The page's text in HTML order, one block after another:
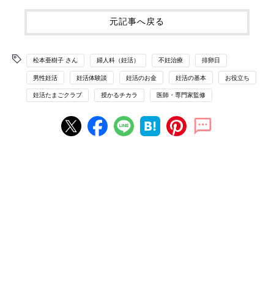
元記事へ戻る
松本亜樹子 さん 婦人科（妊活） 不妊治療 排卵日
男性妊活 妊活体験談 妊活のお金 妊活の基本 お役立ち
妊活たまごクラブ 授かるチカラ 医師・専門家監修